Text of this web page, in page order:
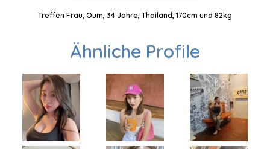
Treffen Frau, Oum, 34 Jahre, Thailand, 170cm und 82kg
Ähnliche Profile